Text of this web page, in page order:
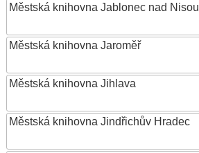
Městská knihovna Jablonec nad Nisou
Městská knihovna Jaroměř
Městská knihovna Jihlava
Městská knihovna Jindřichův Hradec